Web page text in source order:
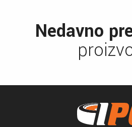
Nedavno